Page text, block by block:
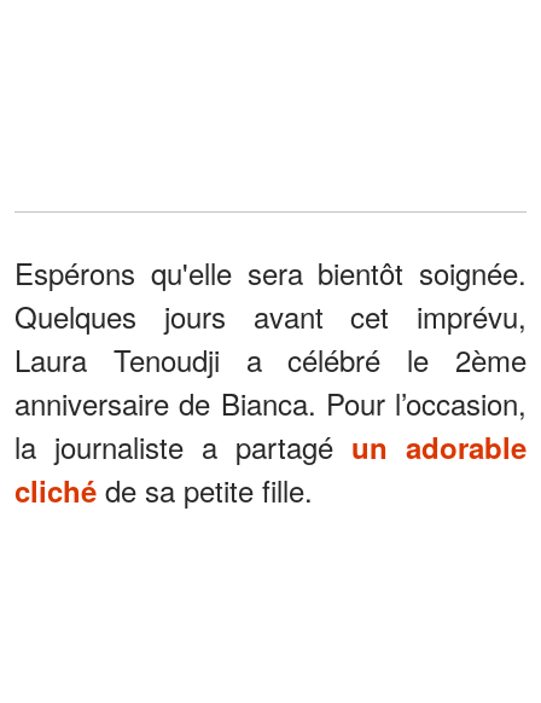
Espérons qu'elle sera bientôt soignée.
Quelques jours avant cet imprévu,
Laura Tenoudji a célébré le 2ème
anniversaire de Bianca. Pour l’occasion,
la journaliste a partagé un adorable
cliché de sa petite fille.